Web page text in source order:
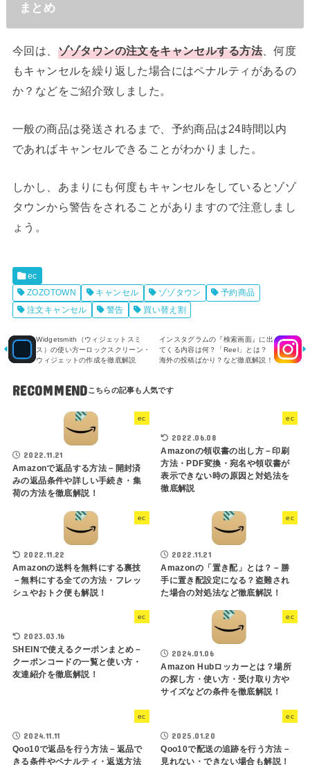
まとめ
今回は、 ゾゾタウンの注文をキャンセルする方法、何度
もキャンセルを繰り返した場合にはペナルティがあるの
か？などをご紹介致しました。
一般の商品は発送されるまで、予約商品は24時間以内
であればキャンセルできることがわかりました。
しかし、あまりにも何度もキャンセルをしているとゾゾ
タウンから警告をされることがありますので注意しまし
ょう。
ec
ZOZOTOWN
キャンセル ゾゾタウン
予約商品
注文キャンセル
警告 買い替え割
Widgetsmith（ウィジェットスミ
ス）の使い方ーロックスクリーン・
ウィジェットの作成を徹底解説
インスタグラムの『検索画面』に出
てくる内容は何？「Reel」とは？
海外の投稿ばかり？など徹底解説！
RECOMMEND
ec
2022.11.21
Amazonで返品する方法－開封済
みの返品条件や詳しい手続き・集
荷の方法を徹底解説！
ec
2022.06.08
Amazonの領収書の出し方－印刷
方法・PDF変換・宛名や領収書が
表示できない時の原因と対処法を
徹底解説
ec
2022.11.22
Amazonの送料を無料にする裏技
－無料にする全ての方法・フレッ
シュやおトク便も解説！
ec
2022.11.21
Amazonの「置き配」とは？－勝
手に置き配設定になる？盗難され
た場合の対処法など徹底解説！
ec
2023.03.16
SHEINで使えるクーポンまとめ－
クーポンコードの一覧と使い方・
友達紹介を徹底解説！
ec
2024.01.06
Amazon Hubロッカーとは？場所
の探し方・使い方・受け取り方や
サイズなどの条件を徹底解説！
ec
2024.11.11
Qoo10で返品を行う方法－返品で
きる条件やペナルティ・返送方法
ec
2025.01.20
Qoo10で配送の追跡を行う方法－
見れない・できない場合も解説！